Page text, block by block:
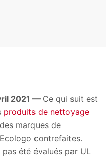
2021 — Ce qui suit est
produits de nettoyage
marques de
contrefaites.
été évalués par UL